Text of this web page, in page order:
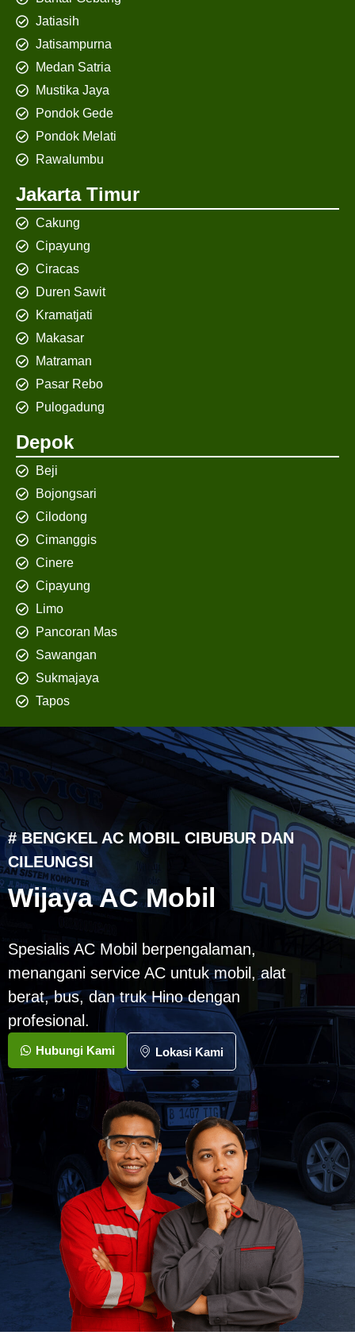
Jatiasih
Jatisampurna
Medan Satria
Mustika Jaya
Pondok Gede
Pondok Melati
Rawalumbu
Jakarta Timur
Cakung
Cipayung
Ciracas
Duren Sawit
Kramatjati
Makasar
Matraman
Pasar Rebo
Pulogadung
Depok
Beji
Bojongsari
Cilodong
Cimanggis
Cinere
Cipayung
Limo
Pancoran Mas
Sawangan
Sukmajaya
Tapos
# BENGKEL AC MOBIL CIBUBUR DAN
CILEUNGSI
Wijaya AC Mobil
Spesialis AC Mobil berpengalaman,
menangani service AC untuk mobil, alat
berat, bus, dan truk Hino dengan
profesional.
Hubungi Kami Lokasi Kami